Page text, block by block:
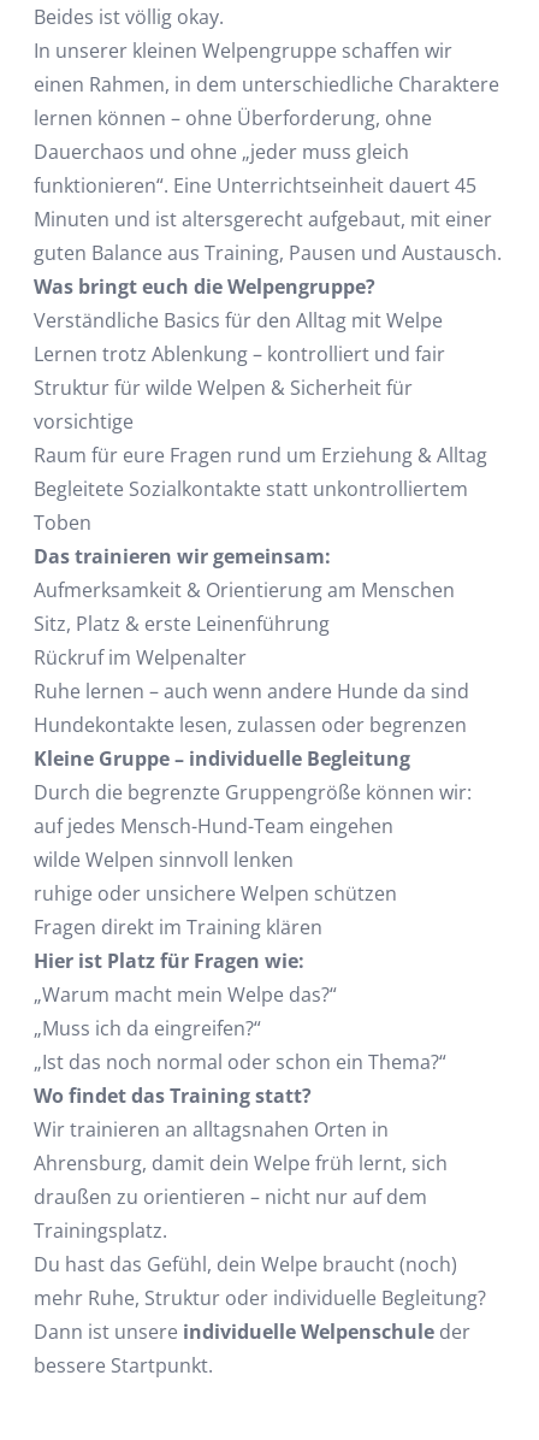
Beides ist völlig okay.
In unserer kleinen Welpengruppe schaffen wir
einen Rahmen, in dem unterschiedliche Charaktere
lernen können – ohne Überforderung, ohne
Dauerchaos und ohne „jeder muss gleich
funktionieren“. Eine Unterrichtseinheit dauert 45
Minuten und ist altersgerecht aufgebaut, mit einer
guten Balance aus Training, Pausen und Austausch.
Was bringt euch die Welpengruppe?
Verständliche Basics für den Alltag mit Welpe
Lernen trotz Ablenkung – kontrolliert und fair
Struktur für wilde Welpen & Sicherheit für
vorsichtige
Raum für eure Fragen rund um Erziehung & Alltag
Begleitete Sozialkontakte statt unkontrolliertem
Toben
Das trainieren wir gemeinsam:
Aufmerksamkeit & Orientierung am Menschen
Sitz, Platz & erste Leinenführung
Rückruf im Welpenalter
Ruhe lernen – auch wenn andere Hunde da sind
Hundekontakte lesen, zulassen oder begrenzen
Kleine Gruppe – individuelle Begleitung
Durch die begrenzte Gruppengröße können wir:
auf jedes Mensch-Hund-Team eingehen
wilde Welpen sinnvoll lenken
ruhige oder unsichere Welpen schützen
Fragen direkt im Training klären
Hier ist Platz für Fragen wie:
„Warum macht mein Welpe das?“
„Muss ich da eingreifen?“
„Ist das noch normal oder schon ein Thema?“
Wo findet das Training statt?
Wir trainieren an alltagsnahen Orten in
Ahrensburg, damit dein Welpe früh lernt, sich
draußen zu orientieren – nicht nur auf dem
Trainingsplatz.
Du hast das Gefühl, dein Welpe braucht (noch)
mehr Ruhe, Struktur oder individuelle Begleitung?
Dann ist unsere individuelle Welpenschule der
bessere Startpunkt.